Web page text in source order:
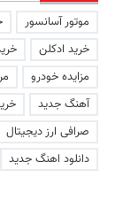
موتور آسانسور
خرید ادکلن
مزایده خودرو
آهنگ جدید
صرافی ارز دیجیتال
دانلود اهنگ جدید